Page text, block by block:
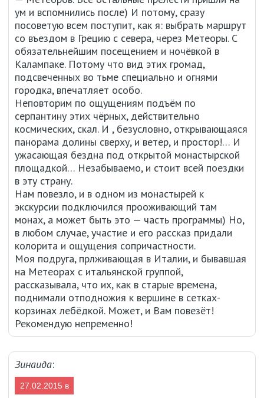
ум и вспомнились после) И потому, сразу
посоветую всем поступит, как я: выбрать маршрут
со въездом в Грецию с севера, через Метеоры. С
обязательнейшим посещением и ночёвкой в
Калампаке. Потому что вид этих громад,
подсвеченных во тьме специально и огнями
городка, впечатляет особо.
Неповторим по ощущениям подъём по
серпантину этих чёрных, действительно
космических, скал. И , безусловно, открывающаяся
панорама долины сверху, и ветер, и простор!… И
ужасающая бездна под открытой монастырской
площадкой… Незабываемо, и стоит всей поездки
в эту страну.
Нам повезло, и в одном из монастырей к
экскурсии подключился прооживающий там
монах, а может быть это — часть программы) Но,
в любом случае, участие и его рассказ придали
колорита и ощущения сопричастности.
Моя подруга, прлживающая в Италии, и бывавшая
на Метеорах с итальянской группой,
рассказывала, что их, как в старые времена,
поднимали отподножия к вершине в сетках-
корзинах лебёдкой. Может, и Вам повезёт!
Рекомендую непременно!
Зинаида:
27.02.2015 в